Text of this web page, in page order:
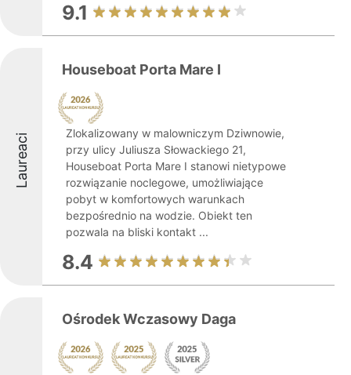
9.1
Laureaci
Houseboat Porta Mare I
Zlokalizowany w malowniczym Dziwnowie,
przy ulicy Juliusza Słowackiego 21,
Houseboat Porta Mare I stanowi nietypowe
rozwiązanie noclegowe, umożliwiające
pobyt w komfortowych warunkach
bezpośrednio na wodzie. Obiekt ten
pozwala na bliski kontakt ...
8.4
Ośrodek Wczasowy Daga